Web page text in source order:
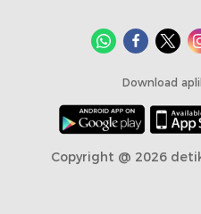
Download
Copyright @ 2026